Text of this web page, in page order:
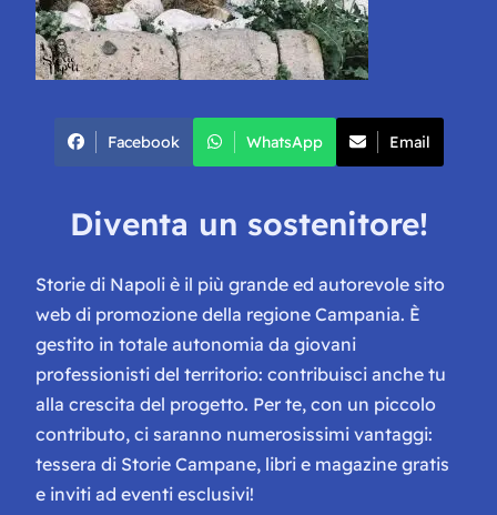
Facebook WhatsApp Email
Diventa un sostenitore!
Storie di Napoli è il più grande ed autorevole sito
web di promozione della regione Campania. È
gestito in totale autonomia da giovani
professionisti del territorio: contribuisci anche tu
alla crescita del progetto. Per te, con un piccolo
contributo, ci saranno numerosissimi vantaggi:
tessera di Storie Campane, libri e magazine gratis
e inviti ad eventi esclusivi!